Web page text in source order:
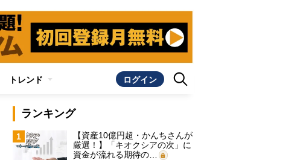
トレンド ログイン
ランキング
1
【資産10億円超・かんちさんが
厳選！】「キオクシアの次」に
資金が流れる期待の…